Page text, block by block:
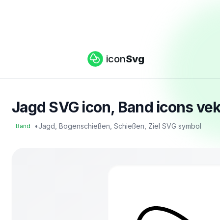
iconSvg
Jagd SVG icon, Band icons
Band •Jagd, Bogenschießen, Schießen, Ziel SVG symbol